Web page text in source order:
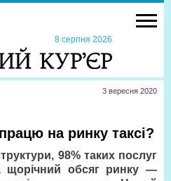
8 серпня 2026
3 вересня 2020
на ринку таксі?
98% таких послуг
щорічний обсяг ринку —